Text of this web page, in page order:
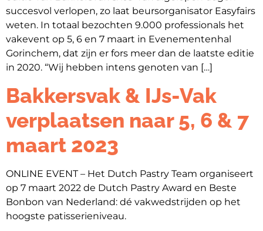
succesvol verlopen, zo laat beursorganisator Easyfairs
weten. In totaal bezochten 9.000 professionals het
vakevent op 5, 6 en 7 maart in Evenementenhal
Gorinchem, dat zijn er fors meer dan de laatste editie
in 2020. “Wij hebben intens genoten van […]
Bakkersvak & IJs-Vak
verplaatsen naar 5, 6 & 7
maart 2023
ONLINE EVENT – Het Dutch Pastry Team organiseert
op 7 maart 2022 de Dutch Pastry Award en Beste
Bonbon van Nederland: dé vakwedstrijden op het
hoogste patisserieniveau.